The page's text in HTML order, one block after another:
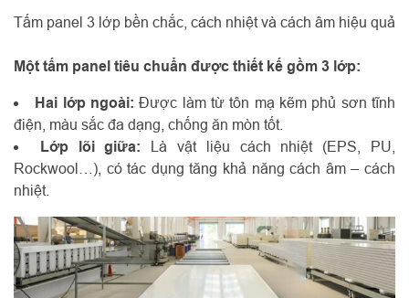
Tấm panel 3 lớp bền chắc, cách nhiệt và cách âm hiệu quả
Một tấm panel tiêu chuẩn được thiết kế gồm 3 lớp:
Hai lớp ngoài: Được làm từ tôn mạ kẽm phủ sơn tĩnh
điện, màu sắc đa dạng, chống ăn mòn tốt.
Lớp lõi giữa: Là vật liệu cách nhiệt (EPS, PU,
Rockwool…), có tác dụng tăng khả năng cách âm – cách
nhiệt.